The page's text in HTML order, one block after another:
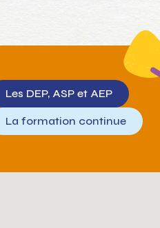
Les DEP, ASP et AEP
La formation continue